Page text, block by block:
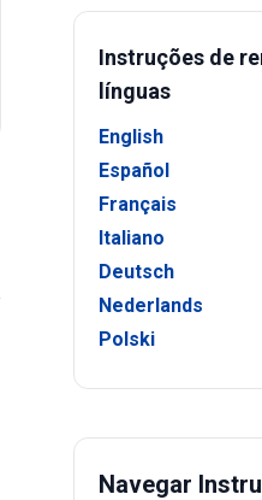
Instruções de
línguas
English
Español
Français
Italiano
Deutsch
Nederlands
Polski
Navegar